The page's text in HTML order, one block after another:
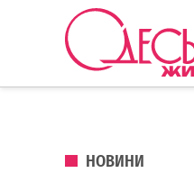
Перейти до вмісту
ОПУБЛІКОВАНО
НОВИНИ